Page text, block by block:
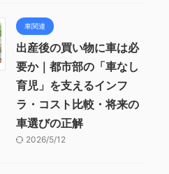
車関連
出産後の買い物に車は必
要か｜都市部の「車なし
育児」を支えるインフ
ラ・コスト比較・将来の
車選びの正解
2026/5/12